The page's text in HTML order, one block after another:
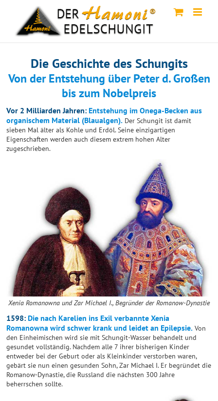
content
Die Geschichte des Schungits
Von der Entstehung über Peter d. Großen
bis zum Nobelpreis
Vor 2 Milliarden Jahren: Entstehung im Onega-Becken aus
organischem Material (Blaualgen).Der Schungit ist damit
sieben Mal älter als Kohle und Erdöl. Seine einzigartigen
Eigenschaften werden auch diesem extrem hohen Alter
zugeschrieben.
Xenia Romanowna und Zar Michael I., Begründer der Romanow-Dynastie
1598: Die nach Karelien ins Exil verbannte Xenia
Romanowna wird schwer krank und leidet an Epilepsie.Von
den Einheimischen wird sie mit Schungit-Wasser behandelt und
gesundet vollständig. Nachdem alle 7 ihrer bisherigen Kinder
entweder bei der Geburt oder als Kleinkinder verstorben waren,
gebärt sie nun einen gesunden Sohn, Zar Michael I. Er begründet die
Romanow-Dynastie, die Russland die nächsten 300 Jahre
beherrschen sollte.